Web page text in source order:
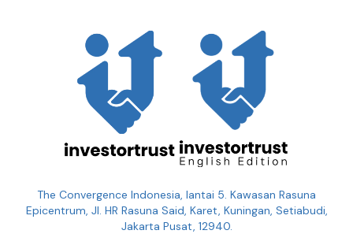
The Convergence Indonesia, lantai 5. Kawasan Rasuna
Epicentrum, Jl. HR Rasuna Said, Karet, Kuningan, Setiabudi,
Jakarta Pusat, 12940.